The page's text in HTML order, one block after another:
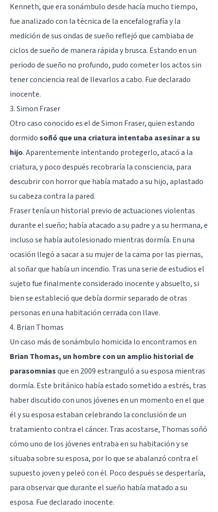
Kenneth, que era sonámbulo desde hacía mucho tiempo,
fue analizado con la técnica de laencefalografíay la
medición de sus ondas de sueño reflejó que cambiaba de
ciclos de sueño de manera rápida y brusca. Estando en un
periodo de sueño no profundo, pudo cometer los actos sin
tener conciencia real de llevarlos a cabo. Fue declarado
inocente.
3. Simon Fraser
Otro caso conocido es el de Simon Fraser, quien estando
dormidosoñó que una criatura intentaba asesinar a su
hijo. Aparentemente intentando protegerlo, atacó a la
criatura, y poco después recobraría la consciencia, para
descubrir con horror que había matado a su hijo, aplastado
su cabeza contra la pared.
Fraser tenía un historial previo de actuaciones violentas
durante el sueño; había atacado a su padre y a su hermana, e
incluso se había autolesionado mientras dormía. En una
ocasión llegó a sacar a su mujer de la cama por las piernas,
al soñar que había un incendio. Tras una serie de estudios el
sujeto fue finalmente considerado inocente y absuelto, si
bien se estableció que debía dormir separado de otras
personas en una habitación cerrada con llave.
4. Brian Thomas
Un caso más de sonámbulo homicida lo encontramos en
Brian Thomas, un hombre con un amplio historial de
parasomniasque en 2009 estranguló a su esposa mientras
dormía. Este británico había estado sometido a estrés, tras
haber discutido con unos jóvenes en un momento en el que
él y su esposa estaban celebrando la conclusión de un
tratamiento contra el cáncer. Tras acostarse, Thomas soñó
cómo uno de los jóvenes entraba en su habitación y se
situaba sobre su esposa, por lo que se abalanzó contra el
supuesto joven y peleó con él. Poco después se despertaría,
para observar que durante el sueño había matado a su
esposa. Fue declarado inocente.